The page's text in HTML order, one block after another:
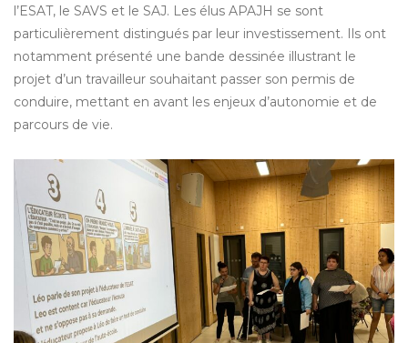
l’ESAT, le SAVS et le SAJ. Les élus APAJH se sont
particulièrement distingués par leur investissement. Ils ont
notamment présenté une bande dessinée illustrant le
projet d’un travailleur souhaitant passer son permis de
conduire, mettant en avant les enjeux d’autonomie et de
parcours de vie.